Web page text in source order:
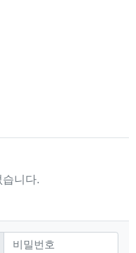
니다.
번호필수